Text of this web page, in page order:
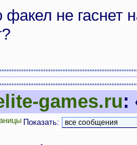
факел не гаснет
games.ru:
Показать: